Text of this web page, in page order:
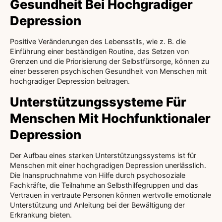
Gesundheit Bei Hochgradiger
Depression
Positive Veränderungen des Lebensstils, wie z. B. die
Einführung einer beständigen Routine, das Setzen von
Grenzen und die Priorisierung der Selbstfürsorge, können zu
einer besseren psychischen Gesundheit von Menschen mit
hochgradiger Depression beitragen.
Unterstützungssysteme Für
Menschen Mit Hochfunktionaler
Depression
Der Aufbau eines starken Unterstützungssystems ist für
Menschen mit einer hochgradigen Depression unerlässlich.
Die Inanspruchnahme von Hilfe durch psychosoziale
Fachkräfte, die Teilnahme an Selbsthilfegruppen und das
Vertrauen in vertraute Personen können wertvolle emotionale
Unterstützung und Anleitung bei der Bewältigung der
Erkrankung bieten.